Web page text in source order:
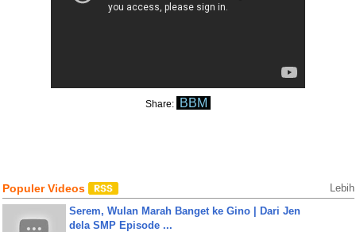
Share: BBM
Populer Videos Lebih
Serem, Wulan Marah Banget ke Gino | Dari Jen
dela SMP Episode ...